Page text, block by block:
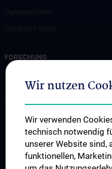
FORSCHUNG
Professur für Experimentelle
Arbeitsgruppe für Amyotrophe
Arbeitsgruppe für
Demenzerkrankungen
Arbeitsgruppe Epilepsie
Arbeitsgruppe für Idiopathische
Wir nutzen
Wir verwenden
technisch notwendig
unserer Website sind,
funktionellen,